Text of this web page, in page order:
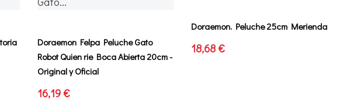
Doraemon Felpa Peluche Gato
Robot Quien rie Boca Abierta 20cm -
Original y Oficial
16,19 €
Doraemon. Peluche 25cm Merienda
18,68 €